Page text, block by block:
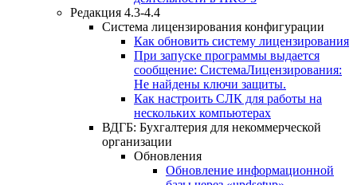
Редакция 4.3-4.4
Система лицензирования конфигурации
Как обновить систему лицензирования
При запуске программы выдается
сообщение: СистемаЛицензирования:
Не найдены ключи защиты.
Как настроить СЛК для работы на
нескольких компьютерах
ВДГБ: Бухгалтерия для некоммерческой
организации
Обновления
Обновление информационной